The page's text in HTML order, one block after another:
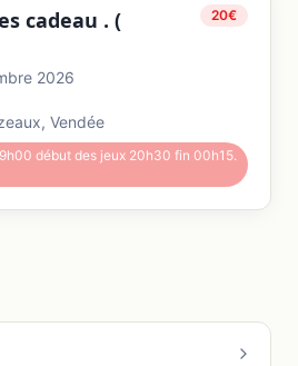
cadeau . (
20€
2026
, Vendée
début des jeux 20h30 fin 00h15.